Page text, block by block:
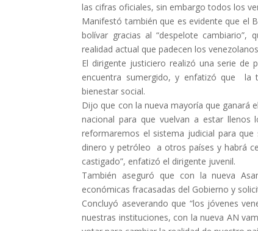
las cifras oficiales, sin embargo todos los
Manifestó también que es evidente que el
bolívar gracias al “despelote
realidad actual que padecen los
El dirigente justiciero realizó una serie de
encuentra sumergido, y enfatizó que la
bienestar social.
Dijo que con la nueva mayoría que ganará
nacional para que vuelvan a estar llenos
reformaremos el sistema judicial para
dinero y petróleo a otros países y habrá
castigado”, enfatizó el dirigente juvenil.
También aseguró que con la nueva
económicas fracasadas del Gobierno y
Concluyó aseverando que “los jóvenes
nuestras instituciones, con la nueva AN